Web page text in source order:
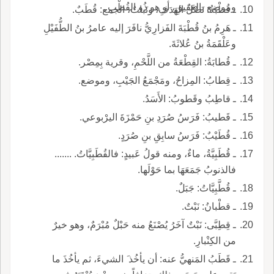
وموضع بالعَقيقِ، أو هو ذُو القُطْبِ.
ـ قُطْبَةُ: نَصْلُ الهَدَفِ، ونَباتٌ، الجمع: قُطَبٌ.
ـ هَرِمُ بنُ قُطْبَةَ الفَزارِيُّ نافَرَ إليه عامرُ بنُ الطُّفَيْلِ
وعَلْقَمَةُ بنُ عُلاثَةَ.
ـ قُطابَةُ: القِطْعَةُ من اللَّحْمِ، وقرية بِمِصْر.
ـ قِطابُ: المِزاحُ، ومَجْمَعُ الجَيْبِ، وموضع.
ـ قاطِبُ وقَطوبُ: الأَسَدُ.
ـ قَطيبُ: فَرَسُ صُرَدِ بنِ حَمْزَةَ اليرْبوعي.
ـ قُطَيْبٌ: فَرَسُ سابِقِ بنِ صُرَدٍ.
ـ قُطَبِيَّةُ، ماءٌ، ومنه قولُ عَبيدٍ: فالقُطَبِيَّاتُ. .......
فالذنوبُ جَمَعَهَا بما حَوْلَها.
ـ قُطَّبِيَّاتُ: جَبَلٌ.
ـ قطْبانُ: نَبْتٌ.
ـ قِطِبَّى: نَبْتٌ آخَرُ يُصْنَعُ منه حَبْلٌ مُبْرَمٌ، وهو خيرٌ
من الكِنْبارِ.
ـ قَطَبُ المَنهيُّ عنه: أن يأخُذ َ الشيءَ، ثم يأخُذَ ما